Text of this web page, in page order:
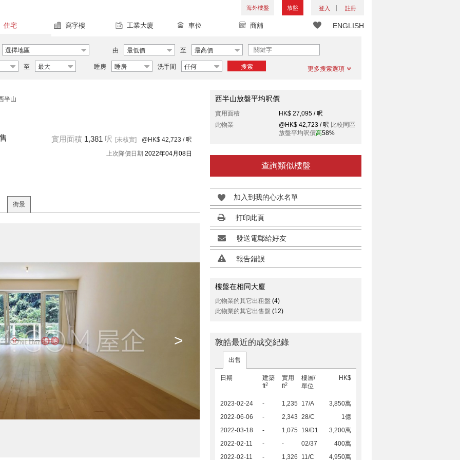
海外樓盤 放盤 登入 註冊
ENGLISH
住宅 寫字樓 工業大廈 車位 商舖
選擇地區 由 最低價 至 最高價
至 最大 睡房 睡房 洗手間 任何 搜索 更多搜索選項
半山
實用面積 1,381 呎 [未核實] @HK$ 42,723 / 呎
上次降價日期 2022年04月08日
街景
>
西半山放盤平均呎價
實用面積
HK$ 27,095 / 呎
此物業
@HK$ 42,723 / 呎 比較同區
放盤平均呎價高58%
查詢類似樓盤
加入到我的心水名單
打印此頁
發送電郵給好友
報告錯誤
樓盤在相同大廈
此物業的其它出租盤 (4)
此物業的其它出售盤 (12)
敦皓最近的成交紀錄
出售
日期
建築
ft2
實用
ft2
樓層/
單位
HK$
2023-02-24 - 1,235 17/A
3,850萬
2022-06-06
- 2,343 28/C
1億
2022-03-18
- 1,075 19/D1
3,200萬
2022-02-11
- - 02/37
400萬
2022-02-11
- 1,326 11/C 4,950萬